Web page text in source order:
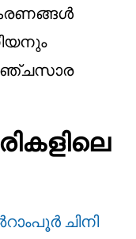
ചിനി